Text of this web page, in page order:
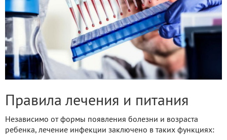
Правила лечения и питания
Независимо от формы появления болезни и возраста
ребенка, лечение инфекции заключено в таких функциях: